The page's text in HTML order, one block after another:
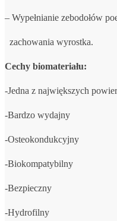
– Wypełnianie zebodołów
zachowania wyrostka.
Cechy biomateriału:
-Jedna z największych
-Bardzo wydajny
-Osteokondukcyjny
-Biokompatybilny
-Bezpieczny
-Hydrofilny